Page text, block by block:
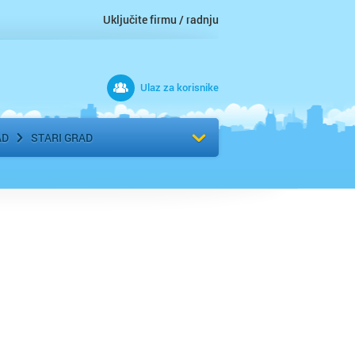
Uključite firmu / radnju
Ulaz za korisnike
STARI GRADIzaberite komšiluk